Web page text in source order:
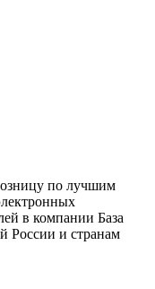
по лучшим
в компании База
России и странам